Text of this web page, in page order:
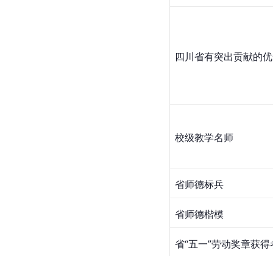
四川省有突出贡献的
校级教学名师
省师德标兵
省师德楷模
省“五一”劳动奖章获得